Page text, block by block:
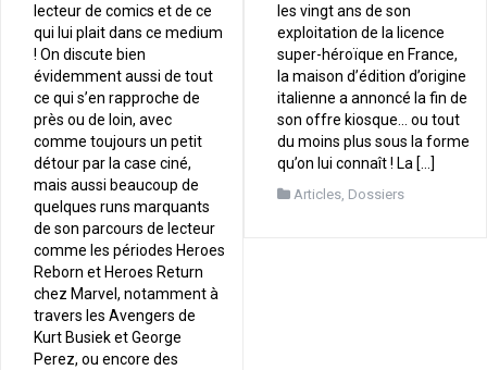
lecteur de comics et de ce
qui lui plait dans ce medium
! On discute bien
évidemment aussi de tout
ce qui s’en rapproche de
près ou de loin, avec
comme toujours un petit
détour par la case ciné,
mais aussi beaucoup de
quelques runs marquants
de son parcours de lecteur
comme les périodes Heroes
Reborn et Heroes Return
chez Marvel, notamment à
travers les Avengers de
Kurt Busiek et George
Perez, ou encore des
les vingt ans de son
exploitation de la licence
super-héroïque en France,
la maison d’édition d’origine
italienne a annoncé la fin de
son offre kiosque… ou tout
du moins plus sous la forme
qu’on lui connaît ! La […]
Articles Dossiers